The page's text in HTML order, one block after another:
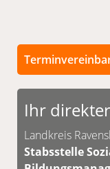
Persönliche
Vereinbarung
Ihr
Landkreis
Stabsstelle